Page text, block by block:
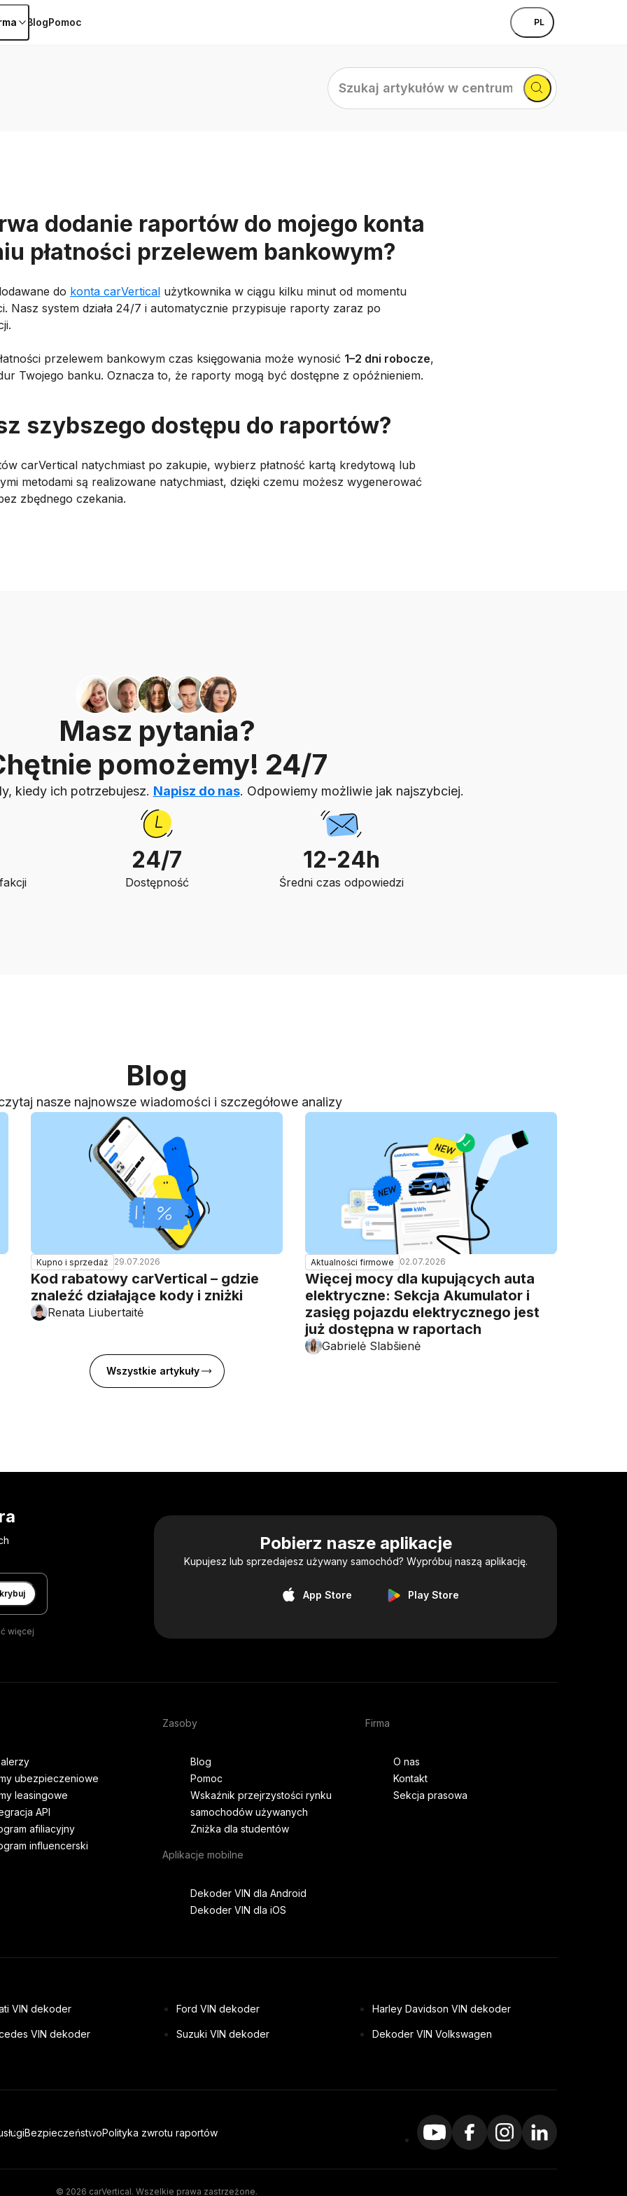
BlogPomoc PL
Szukaj
artykułów
w
dodanie raportów do mojego konta
płatności przelewem bankowym?
do konta carVertical użytkownika w ciągu kilku minut od momentu
Nasz system działa 24/7 i automatycznie przypisuje raporty zaraz po
przelewem bankowym czas księgowania może wynosić 1–2 dni robocze,
Twojego banku. Oznacza to, że raporty mogą być dostępne z opóźnieniem.
szybszego dostępu do raportów?
carVertical natychmiast po zakupie, wybierz płatność kartą kredytową lub
metodami są realizowane natychmiast, dzięki czemu możesz wygenerować
zbędnego czekania.
Masz pytania?
pomożemy! 24/7
kiedy ich potrzebujesz. Napisz do nas. Odpowiemy możliwie jak najszybciej.
24/7
Dostępność
12-24h
Średni czas odpowiedzi
Blog
nasze najnowsze wiadomości i szczegółowe analizy
Kupno i sprzedaż 29.07.2026
Kod rabatowy carVertical – gdzie
znaleźć działające kody i zniżki
Renata Liubertaitė
Aktualności firmowe 02.07.2026
Więcej mocy dla kupujących auta
elektryczne: Sekcja Akumulator i
zasięg pojazdu elektrycznego jest
już dostępna w raportach
Gabrielė Slabšienė
Wszystkie artykuły
więcej
Pobierz nasze aplikacje
Kupujesz lub sprzedajesz używany samochód? Wypróbuj naszą aplikację.
App Store Play Store
ubezpieczeniowe
leasingowe
API
afiliacyjny
influencerski
Zasoby
Blog
Pomoc
Wskaźnik przejrzystości rynku
samochodów używanych
Zniżka dla studentów
Aplikacje mobilne
Dekoder VIN dla Android
Dekoder VIN dla iOS
Firma
O nas
Kontakt
Sekcja prasowa
VIN dekoder Ford VIN dekoder Harley Davidson VIN dekoder
VIN dekoder Suzuki VIN dekoder Dekoder VIN Volkswagen
BezpieczeństwoPolityka zwrotu raportów
© 2026 carVertical. Wszelkie prawa zastrzeżone.